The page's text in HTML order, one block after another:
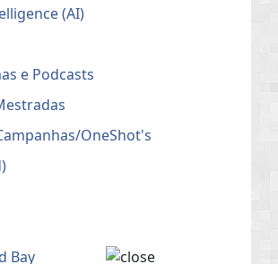
(AI)
e Podcasts
OneShot's
Bay